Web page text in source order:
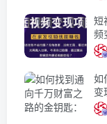
短
频
如
变